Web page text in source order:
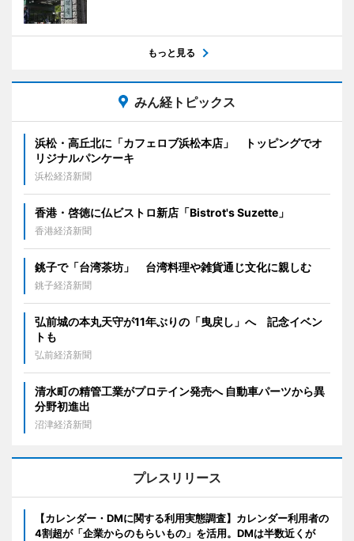
もっと見る
みん経トピックス
浜松・高丘北に「カフェロブ浜松本店」 トッピングでオ
リジナルパンケーキ
浜松経済新聞
香港・啓徳に仏ビストロ新店「Bistrot's Suzette」
香港経済新聞
銚子で「台湾茶坊」 台湾料理や雑貨通じ文化に親しむ
銚子経済新聞
弘前城の本丸天守が11年ぶりの「曳戻し」へ 記念イベン
トも
弘前経済新聞
清水町の精管工業がプロテイン発売へ 自動車パーツから異
分野初進出
沼津経済新聞
プレスリリース
【カレンダー・DMに関する利用実態調査】カレンダー利用者の
4割超が「企業からのもらいもの」を活用。DMは半数近くが